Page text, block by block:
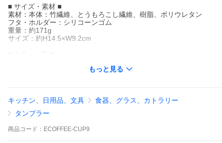
■ サイズ・素材 ■
素材：本体：竹繊維、とうもろこし繊維、樹脂、ポリウレタン
フタ・ホルダー：シリコーンゴム
重量：約171g
サイズ：約H14.5×W9.2cm
■ 付属品・特徴ほか ■
●電子レンジには対応しておりません。
●火気に近づけないでください。
●塩素系漂白剤を使用しないでください。
もっと見る
キッチン、日用品、文具
食器、グラス、カトラリー
タンブラー
商品 コード： ECOFFEE-CUP9